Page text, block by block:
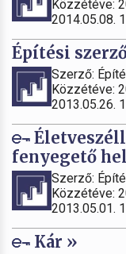
Közzétéve:
2014.05.08.
Építési
Szerző:
Közzétéve:
2013.05.26.
fenyegető
Szerző:
Közzétéve:
2013.05.01.
Kár »